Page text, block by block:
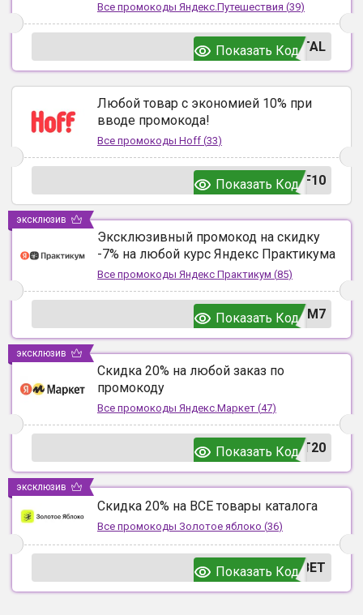
Все промокоды Яндекс.Путешествия (39)
TAL
Показать Код
Любой товар с экономией 10% при
вводе промокода!
Все промокоды Hoff (33)
F10
Показать Код
Эксклюзивный промокод на скидку
-7% на любой курс Яндекс Практикума
Все промокоды Яндекс Практикум (85)
UM7
Показать Код
эксклюзив
Скидка 20% на любой заказ по
промокоду
Все промокоды Яндекс.Маркет (47)
T20
Показать Код
эксклюзив
Скидка 20% на ВСЕ товары каталога
Все промокоды Золотое яблоко (36)
ВЕТ
Показать Код
эксклюзив